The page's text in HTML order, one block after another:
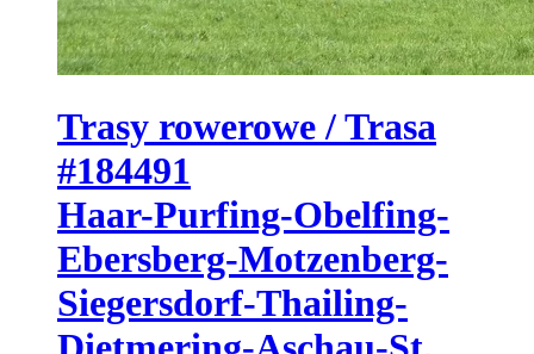
Trasy rowerowe / Trasa
#184491
Haar-Purfing-Obelfing-
Ebersberg-Motzenberg-
Siegersdorf-Thailing-